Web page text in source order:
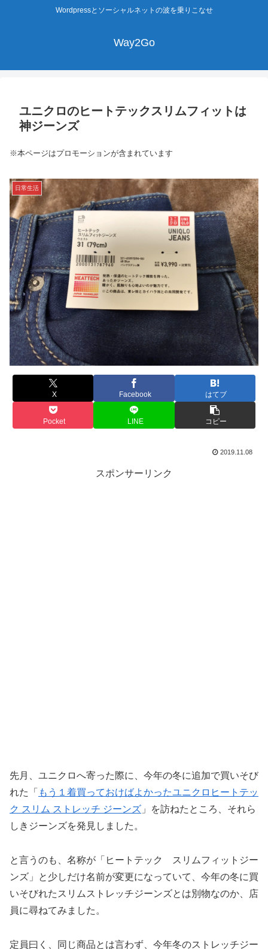
Wordpressとソーシャルネットの波を乗りこなせ
Way2Go
ユニクロのヒートテックスリムフィットは
神ジーンズ
※本ページはプロモーションが含まれています
日常生活
X Facebook はてブ
Pocket LINE コピー
2019.11.08
スポンサーリンク
先月、ユニクロへ寄った際に、今年の冬に追加で買いそび
れた「 もう１着買っておけばよかったユニクロヒートテッ
ク スリム ストレッチ ジーンズ 」を訪ねたところ、それら
しきジーンズを発見しました。
と言うのも、名称が「ヒートテック スリムフィットジー
ンズ」と少しだけ名前が変更になっていて、今年の冬に買
いそびれたスリムストレッチジーンズとは別物なのか、店
員に尋ねてみました。
定員曰く、同じ商品とは言わず、今年冬のストレッチジー